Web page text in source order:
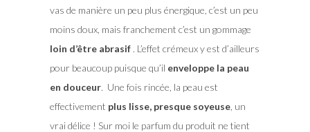
vas de manière un peu plus énergique, c’est un peu
moins doux, mais franchement c’est un gommage
loin d’être abrasif. L’effet crémeux y est d’ailleurs
pour beaucoup puisque qu’il enveloppe la peau
en douceur. Une fois rincée, la peau est
effectivement plus lisse, presque soyeuse, un
vrai délice ! Sur moi le parfum du produit ne tient